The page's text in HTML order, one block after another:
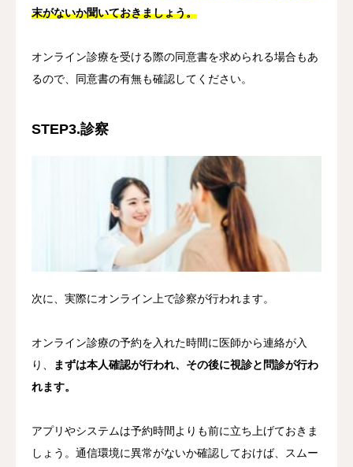
末がないか聞いておきましょう。
オンライン診療を受ける際の同意書を求められる場合もあ
るので、同意書の有無も確認してください。
STEP3.診察
次に、実際にオンライン上で診察が行われます。
オンライン診療の予約を入れた時間に医師から連絡が入
り、
まずは本人確認が行われ、その後に視診と問診が行わ
れます。
アプリやシステムは予約時間よりも前に立ち上げておきま
しょう。通信環境に異常がないか確認しておけば、スムー